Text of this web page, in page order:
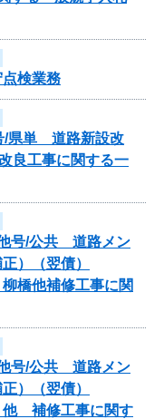
点検業務
/県単 道路新設改
良工事に関する一
号/公共 道路メン
）（翌債）
橋他補修工事に関
号/公共 道路メン
）（翌債）
他 補修工事に関す